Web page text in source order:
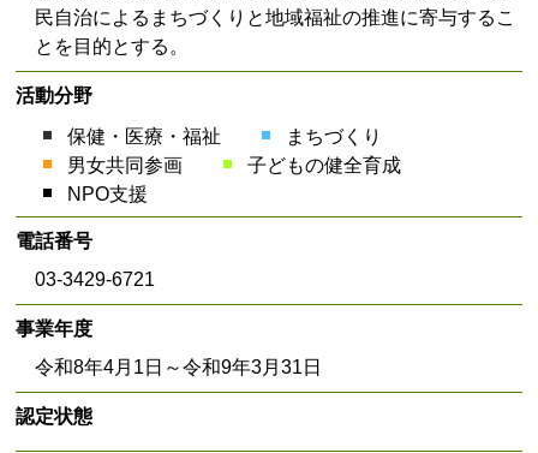
民自治によるまちづくりと地域福祉の推進に寄与するこ
とを目的とする。
活動分野
保健・医療・福祉
まちづくり
男女共同参画
子どもの健全育成
NPO支援
電話番号
03-3429-6721
事業年度
令和8年4月1日～令和9年3月31日
認定状態